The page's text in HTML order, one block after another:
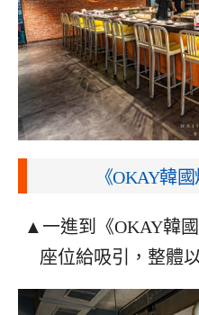
《OKAY韓
▲一進到《OKAY韓
座位給吸引，整體